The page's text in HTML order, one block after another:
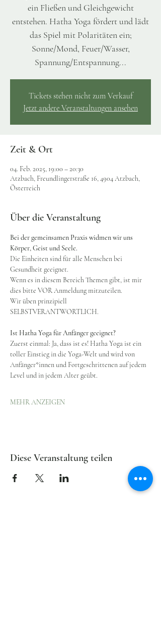
ein Fließen und Gleichgewicht
entstehen. Hatha Yoga fördert und lädt
das Spiel mit Polaritäten ein;
Sonne/Mond, Feuer/Wasser,
Spannung/Entspannung...
Tickets stehen nicht zum Verkauf
Jetzt andere Veranstaltungen ansehen
Zeit & Ort
04. Feb. 2025, 19:00 – 20:30
Atzbach, Freundlingerstraße 16, 4904 Atzbach,
Österreich
Über die Veranstaltung
Bei der gemeinsamen Praxis widmen wir uns
Körper, Geist und Seele.
Die Einheiten sind für alle Menschen bei
Gesundheit geeignet.
Wenn es in diesem Bereich Themen gibt, ist mir
dies bitte VOR Anmeldung mitzuteilen.
Wir üben prinzipiell
SELBSTVERANTWORTLICH.
Ist Hatha Yoga für Anfänger geeignet?
Zuerst einmal: Ja, dass ist es! Hatha Yoga ist ein
toller Einstieg in die Yoga-Welt und wird von
Anfänger*innen und Fortgeschrittenen auf jedem
Level und in jedem Alter geübt.
MEHR ANZEIGEN
Diese Veranstaltung teilen